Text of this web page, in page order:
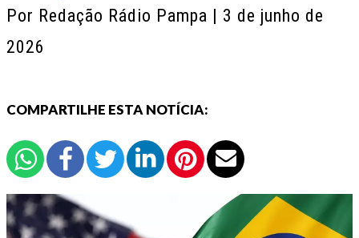
Por Redação Rádio Pampa | 3 de junho de
2026
COMPARTILHE ESTA NOTÍCIA: